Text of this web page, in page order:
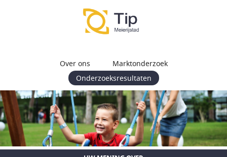
Over ons
Marktonderzoek
Onderzoeksresultaten